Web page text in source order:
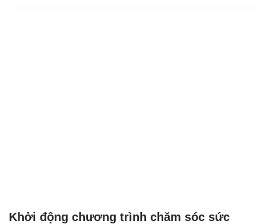
Khởi động chương trình chăm sóc sức